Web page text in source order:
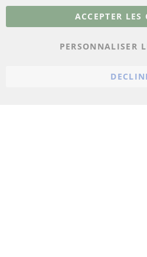
Plus de liens
Conditions générales
ACCEPTER LES
PERSONNALISER